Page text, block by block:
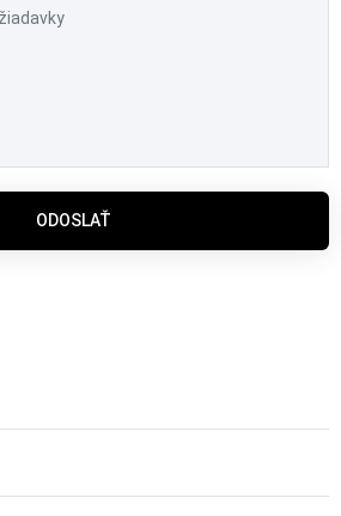
ODOSLAŤ